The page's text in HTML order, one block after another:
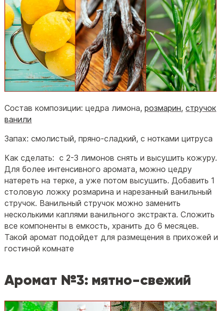
Состав композиции: цедра лимона,розмарин,стручок
ванили
Запах: смолистый, пряно-сладкий, с нотками цитруса
Как сделать: с 2-3 лимонов снять и высушить кожуру.
Для более интенсивного аромата, можно цедру
натереть на терке, а уже потом высушить. Добавить 1
столовую ложку розмарина и нарезанный ванильный
стручок. Ванильный стручок можно заменить
несколькими каплями ванильного экстракта. Сложить
все компоненты в емкость, хранить до 6 месяцев.
Такой аромат подойдет для размещения в прихожей и
гостиной комнате
Аромат №3: мятно-свежий